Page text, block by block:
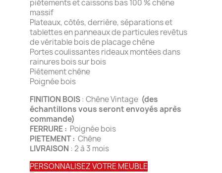
piétements et caissons bas 100 % chêne
massif
Plateaux, côtés, derrière, séparations et
tablettes en panneaux de particules revêtus
de véritable bois de placage chêne
Portes coulissantes rideaux montées dans
rainures bois sur bois
Piétement chêne
Poignée bois
FINITION BOIS: Chêne Vintage (des
échantillons vous seront envoyés après
commande)
FERRURE : Poignée bois
PIETEMENT : Chêne
LIVRAISON : 2 à 3 mois
PERSONNALISEZ VOTRE MEUBLE